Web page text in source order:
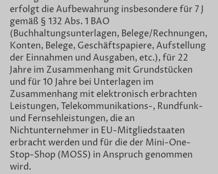
erfolgt die Aufbewahrung insbesondere für 7 J
gemäß § 132 Abs. 1 BAO
(Buchhaltungsunterlagen, Belege/Rechnungen,
Konten, Belege, Geschäftspapiere, Aufstellung
der Einnahmen und Ausgaben, etc.), für 22
Jahre im Zusammenhang mit Grundstücken
und für 10 Jahre bei Unterlagen im
Zusammenhang mit elektronisch erbrachten
Leistungen, Telekommunikations-, Rundfunk-
und Fernsehleistungen, die an
Nichtunternehmer in EU-Mitgliedstaaten
erbracht werden und für die der Mini-One-
Stop-Shop (MOSS) in Anspruch genommen
wird.